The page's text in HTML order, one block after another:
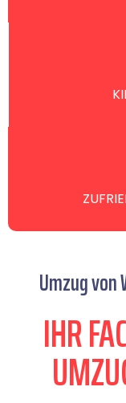
Umzug von
IHR